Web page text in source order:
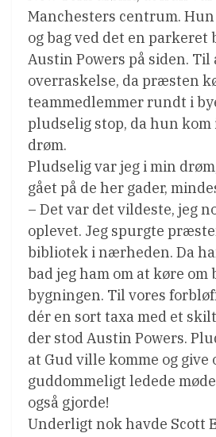
Manchesters centrum.
og bag ved det en parkeret
Austin Powers på siden.
overraskelse, da præsten
teammedlemmer rundt i
pludselig stop, da hun
drøm.
Pludselig var jeg i min
gået på de her gader,
– Det var det vildeste, jeg
oplevet. Jeg spurgte
bibliotek i nærheden. Da
bad jeg ham om at køre om
bygningen. Til vores
dér en sort taxa med et
der stod Austin Powers.
at Gud ville komme og give
guddommeligt ledede
også gjorde!
Underligt nok havde Scott